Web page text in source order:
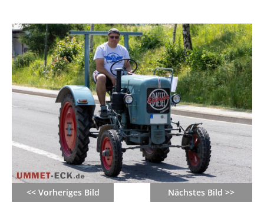
<< Vorheriges Bild
Nächstes Bild >>